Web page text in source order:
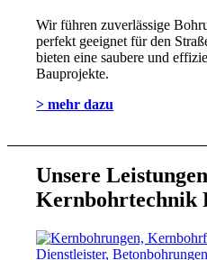
Wir führen zuverlässige
perfekt geeignet für den
bieten eine saubere und
Bauprojekte.
> mehr dazu
Unsere
Kernbohrtechnik